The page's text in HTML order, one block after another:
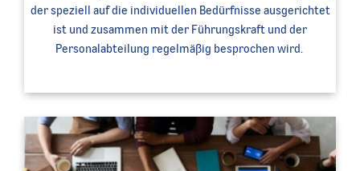
der speziell auf die individuellen Bedürfnisse ausgerichtet
ist und zusammen mit der Führungskraft und der
Personalabteilung regelmäßig besprochen wird.